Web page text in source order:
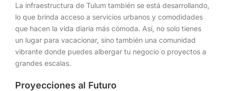
La infraestructura de Tulum también se está desarrollando,
lo que brinda acceso a servicios urbanos y comodidades
que hacen la vida diaria más cómoda. Así, no solo tienes
un lugar para vacacionar, sino también una comunidad
vibrante donde puedes albergar tu negocio o proyectos a
grandes escalas.
Proyecciones al Futuro